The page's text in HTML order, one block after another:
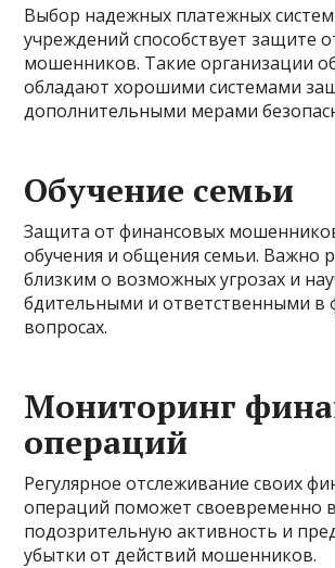
Выбор надежных платежных
учреждений способствует защите
мошенников. Такие организации
обладают хорошими системами
дополнительными мерами
Обучение семьи
Защита от финансовых
обучения и общения семьи. Важно
близким о возможных угрозах и
бдительными и ответственными в
вопросах.
Мониторинг
операций
Регулярное отслеживание своих
операций поможет своевременно
подозрительную активность и
убытки от действий мошенников.